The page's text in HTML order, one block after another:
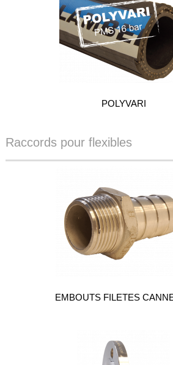
POLYVARI
Raccords pour flexibles
EMBOUTS FILETES